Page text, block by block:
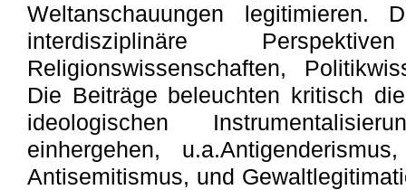
Weltanschauungen legitimieren.
interdisziplinäre
Religionswissenschaften,
Die Beiträge beleuchten kritisch
ideologischen
einhergehen,
Antisemitismus, und